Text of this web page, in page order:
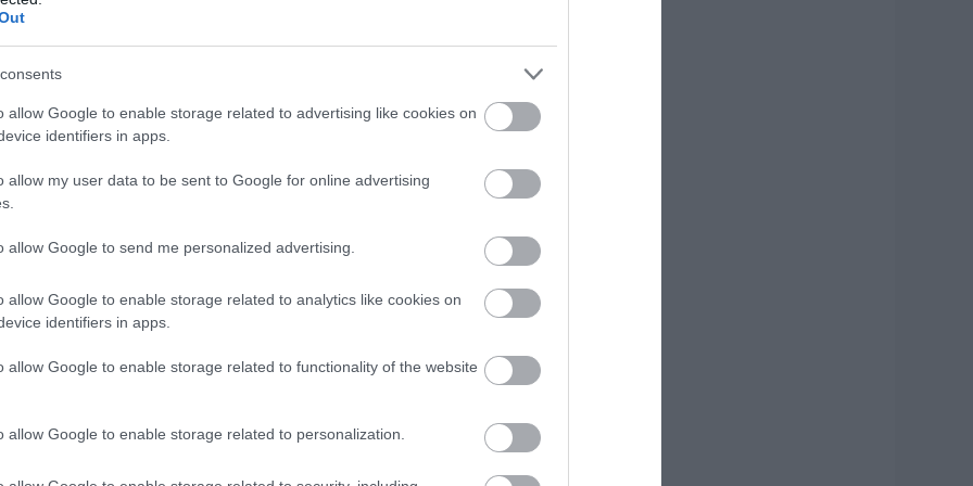
allow Google to enable storage related to advertising like cookies on
identifiers in apps.
allow my user data to be sent to Google for online advertising
allow Google to send me personalized advertising.
allow Google to enable storage related to analytics like cookies on
identifiers in apps.
allow Google to enable storage related to functionality of the website
allow Google to enable storage related to personalization.
τραγικά ναυάγια στις θάλασσές μας”
βιώνουμε ως μια ανείπωτη τραγωδία
νότιας Εύβοιας, οΜίλτος Χατζηγιαννάκης
πνιγμένους μεταξύ των οποίων,
πως είναι πραγματικά τραγικό αυτό που
άλλη μία είδηση στην καθημερινότητά
των θαλασσοπνιγμένων
παιδιών” υπογραμμίζει και
την ουσία αν δεν σκεφτόμαστε ότι θα
σε αυτή τη θέση.
06.08.2026 | 19:40
Φωτιά στη Σκύρο:
Συνεχίζει να καίει
συγκλονιστική
μαρτυρία – Νέες
εικόνες και βίντεο
06.08.2026 | 19:40
έργο αξίας
2.425.000€ στην
06.08.2026 | 19:20